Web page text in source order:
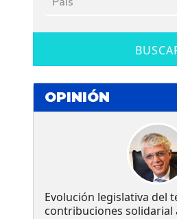
OPINIÓN
Evolución legislativa del
contribuciones solidarial